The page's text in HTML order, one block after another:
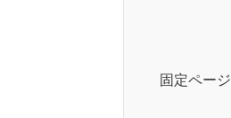
固定ページ